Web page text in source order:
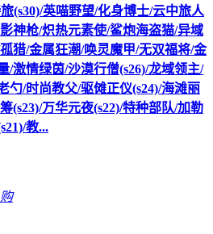
(s30)/英喵野望/化身博士/云中旅人
神枪/炽热元素使/鲨炮海盗猫/异域
猎/金属狂潮/唤灵魔甲/无双福将/金
/激情绿茵/沙漠行僧(s26)/龙域领主/
勺/时尚教父/驱傩正仪(s24)/海滩丽
(s23)/万华元夜(s22)/特种部队/加勒
教...